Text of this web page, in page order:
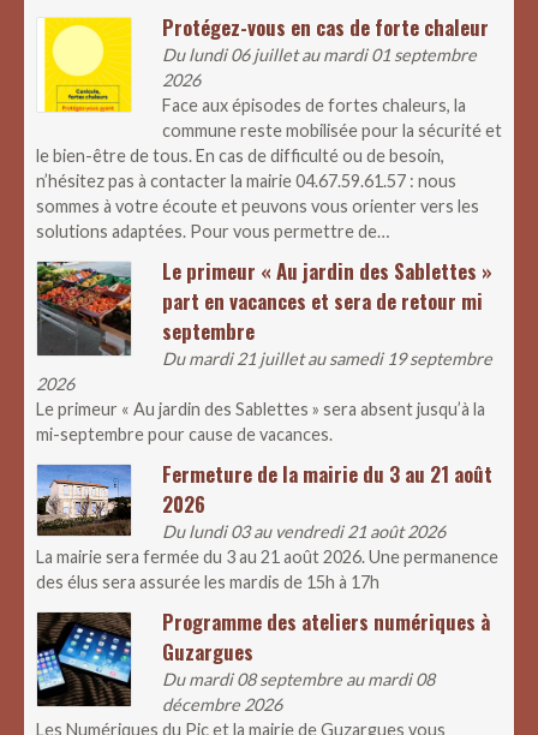
Protégez-vous en cas de forte chaleur
Du lundi 06 juillet au mardi 01 septembre
2026
Face aux épisodes de fortes chaleurs, la
commune reste mobilisée pour la sécurité et
le bien-être de tous. En cas de difficulté ou de besoin,
n’hésitez pas à contacter la mairie 04.67.59.61.57 : nous
sommes à votre écoute et peuvons vous orienter vers les
solutions adaptées. Pour vous permettre de…
Le primeur « Au jardin des Sablettes »
part en vacances et sera de retour mi
septembre
Du mardi 21 juillet au samedi 19 septembre
2026
Le primeur « Au jardin des Sablettes » sera absent jusqu’à la
mi-septembre pour cause de vacances.
Fermeture de la mairie du 3 au 21 août
2026
Du lundi 03 au vendredi 21 août 2026
La mairie sera fermée du 3 au 21 août 2026. Une permanence
des élus sera assurée les mardis de 15h à 17h
Programme des ateliers numériques à
Guzargues
Du mardi 08 septembre au mardi 08
décembre 2026
Les Numériques du Pic et la mairie de Guzargues vous